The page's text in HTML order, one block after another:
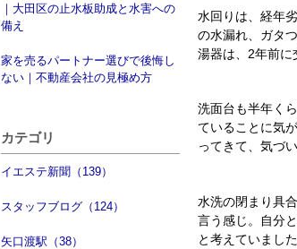
｜大田区の止水板助成と水害への
備え
家を売るパートナー選びで後悔し
ない｜不動産会社の見極め方
カテゴリ
イエステ新聞（139）
スタッフブログ（124）
矢口渡駅（38）
水回りは、経年
の水漏れ、ガタ
湯器は、 2年前に
洗面台も半年く
ていることに気
ってきて、気づ
水洗の閉まり具
言う感じ。自分
と考えていまし